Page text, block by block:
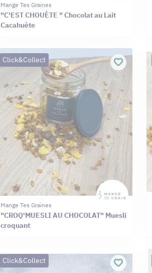
Mange Tes Graines
"C'EST CHOUÈTE " Chocolat au Lait
Cacahuète
Click&Collect
Mange Tes Graines
"CROQ'MUESLI AU CHOCOLAT" Muesli
croquant
Click&Collect